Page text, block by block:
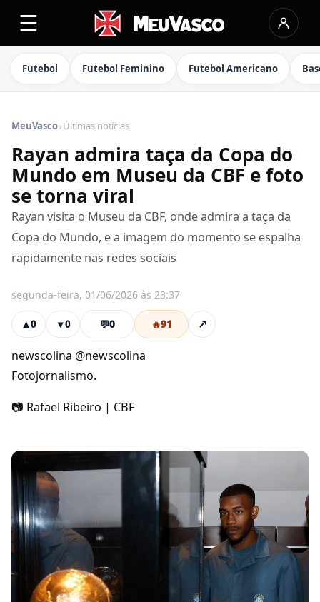
☰
Futebol Futebol Feminino Futebol Americano
MeuVasco›Últimas notícias
Rayan admira taça da Copa do
Mundo em Museu da CBF e foto
se torna viral
Rayan visita o Museu da CBF, onde admira a taça da
Copa do Mundo, e a imagem do momento se espalha
rapidamente nas redes sociais
segunda-feira, 01/06/2026 às 23:37
▲0 ▼0 💬0 🔥91 ↗
newscolina @newscolina
Fotojornalismo.
📷 Rafael Ribeiro | CBF